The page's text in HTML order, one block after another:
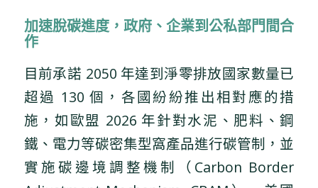
加速脫碳進度，政府、企業到公私部門間合
作
目前承諾 2050 年達到淨零排放國家數量已
超過 130 個，各國紛紛推出相對應的措
施，如歐盟 2026 年針對水泥、肥料、鋼
鐵、電力等碳密集型窩產品進行碳管制，並
實施碳邊境調整機制（Carbon Border